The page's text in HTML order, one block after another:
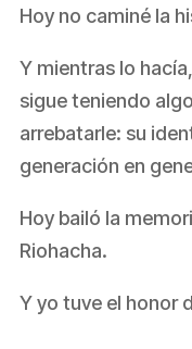
Hoy no caminé la
Y mientras lo
sigue teniendo
arrebatarle: su
generación en
Hoy bailó la
Riohacha.
Y yo tuve el honor